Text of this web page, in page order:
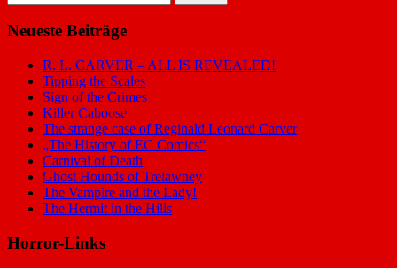
nach:
Neueste Beiträge
R. L. CARVER – ALL IS REVEALED!
Tipping the Scales
Sign of the Crimes
Killer Caboose
The strange case of Reginald Leonard Carver
„The History of EC Comics“
Carnival of Death
Ghost Hounds of Trelawney
The Vampire and the Lady!
The Hermit in the Hills
Horror-Links